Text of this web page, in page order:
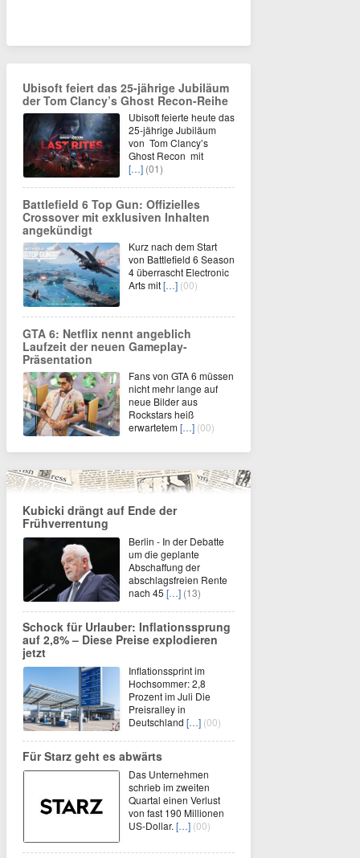
Ubisoft feiert das 25-jährige Jubiläum
der Tom Clancy’s Ghost Recon-Reihe
Ubisoft feierte heute das
25-jährige Jubiläum
von Tom Clancy’s
Ghost Recon mit
[…] (01)
Battlefield 6 Top Gun: Offizielles
Crossover mit exklusiven Inhalten
angekündigt
Kurz nach dem Start
von Battlefield 6 Season
4 überrascht Electronic
Arts mit[…] (00)
GTA 6: Netflix nennt angeblich
Laufzeit der neuen Gameplay-
Präsentation
Fans von GTA 6 müssen
nicht mehr lange auf
neue Bilder aus
Rockstars heiß
erwartetem[…] (00)
Kubicki drängt auf Ende der
Frühverrentung
Berlin - In der Debatte
um die geplante
Abschaffung der
abschlagsfreien Rente
nach 45 […] (13)
Schock für Urlauber: Inflationssprung
auf 2,8% – Diese Preise explodieren
jetzt
Inflationssprint im
Hochsommer: 2,8
Prozent im Juli Die
Preisralley in
Deutschland […] (00)
Für Starz geht es abwärts
Das Unternehmen
schrieb im zweiten
Quartal einen Verlust
von fast 190 Millionen
US-Dollar. […] (00)